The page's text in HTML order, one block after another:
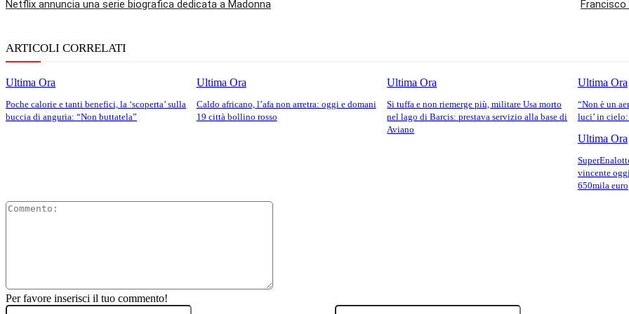
Netflix annuncia una serie biografica dedicata a Madonna
ARTICOLI CORRELATI
Ultima Ora
Poche calorie e tanti benefici, la ‘scoperta’ sulla
buccia di anguria: “Non buttatela”
Ultima Ora
Caldo africano, l’afa non arretra: oggi e domani
19 città bollino rosso
Ultima Ora
Si tuffa e non riemerge più, militare Usa morto
nel lago di Barcis: prestava servizio alla base di
Aviano
Ultima Ora
“Non è un
luci’ in
Ultima Ora
vincente
650mila euro
Commento:
Per favore inserisci il tuo commento!
Nome:*
Email:*